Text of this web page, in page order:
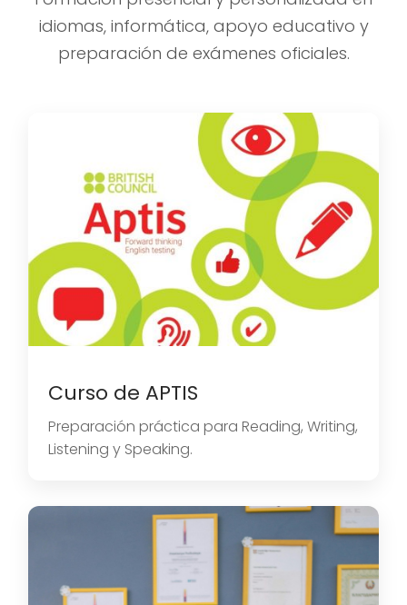
idiomas, informática, apoyo educativo y
preparación de exámenes oficiales.
Curso de APTIS
Preparación práctica para Reading, Writing,
Listening y Speaking.